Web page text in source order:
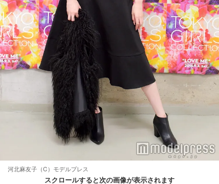
河北麻友子（C）モデルプレス
スクロールすると次の画像が表示されます